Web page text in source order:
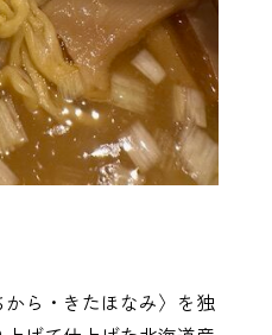
ら・きたほなみ〉を独